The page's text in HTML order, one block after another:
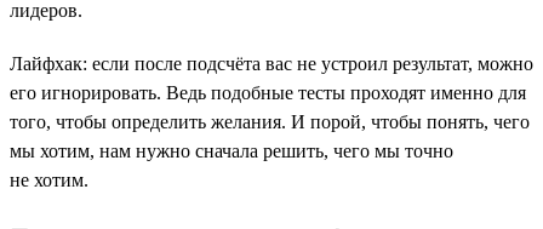
лидеров.
Лайфхак: если после подсчёта вас не устроил результат, можно
его игнорировать. Ведь подобные тесты проходят именно для
того, чтобы определить желания. И порой, чтобы понять, чего
мы хотим, нам нужно сначала решить, чего мы точно
не хотим.